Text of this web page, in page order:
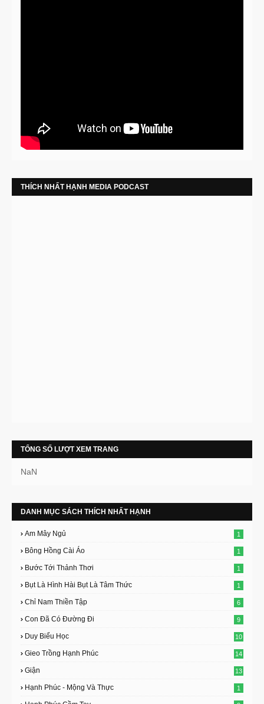
THÍCH NHẤT HẠNH MEDIA PODCAST
TỔNG SỐ LƯỢT XEM TRANG
NaN
DANH MỤC SÁCH THÍCH NHẤT HẠNH
Am Mây Ngủ 1
Bông Hồng Cài Áo 1
Bước Tới Thảnh Thơi 1
Bụt Là Hình Hài Bụt Là Tâm Thức 1
Chỉ Nam Thiền Tập 6
Con Đã Có Đường Đi 9
Duy Biểu Học 10
Gieo Trồng Hạnh Phúc 14
Giận 13
Hạnh Phúc - Mộng Và Thực 1